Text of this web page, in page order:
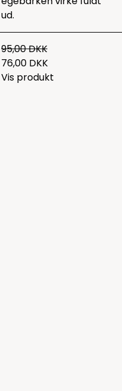
ud.
95,00 DKK
76,00 DKK
Vis produkt